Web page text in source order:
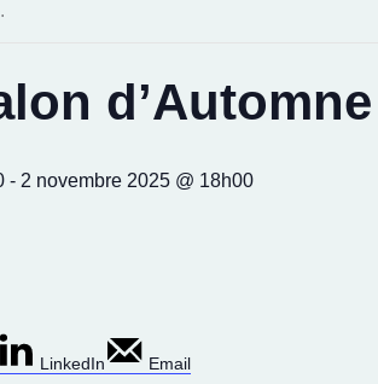
- 2 novembre 2025 @ 18h00
LinkedIn Email